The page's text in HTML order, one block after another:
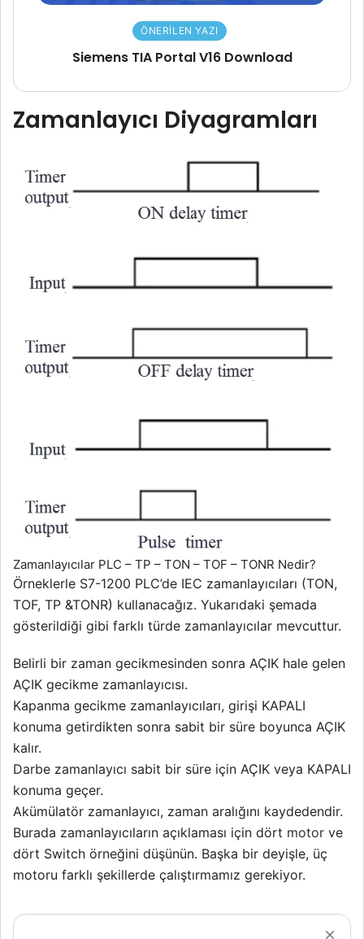
ÖNERILEN YAZI
Siemens TIA Portal V16 Download
Zamanlayıcı Diyagramları
Zamanlayıcılar PLC – TP – TON – TOF – TONR Nedir?
Örneklerle S7-1200 PLC’de IEC zamanlayıcıları (TON,
TOF, TP &TONR) kullanacağız. Yukarıdaki şemada
gösterildiği gibi farklı türde zamanlayıcılar mevcuttur.
Belirli bir zaman gecikmesinden sonra AÇIK hale gelen
AÇIK gecikme zamanlayıcısı.
Kapanma gecikme zamanlayıcıları, girişi KAPALI
konuma getirdikten sonra sabit bir süre boyunca AÇIK
kalır.
Darbe zamanlayıcı sabit bir süre için AÇIK veya KAPALI
konuma geçer.
Akümülatör zamanlayıcı, zaman aralığını kaydedendir.
Burada zamanlayıcıların açıklaması için dört motor ve
dört Switch örneğini düşünün. Başka bir deyişle, üç
motoru farklı şekillerde çalıştırmamız gerekiyor.